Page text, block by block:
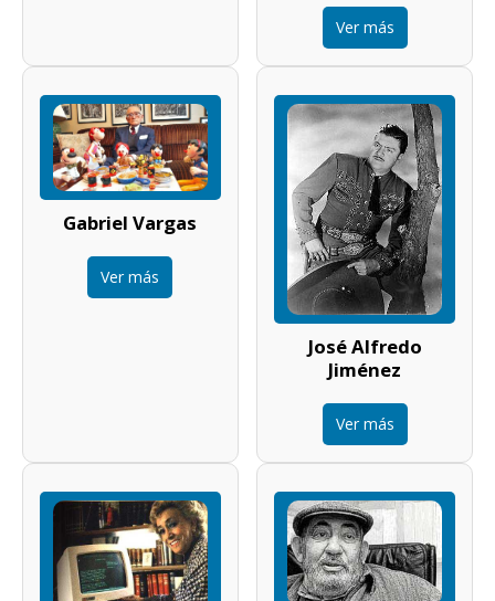
Ver más
Gabriel Vargas
Ver más
José Alfredo
Jiménez
Ver más